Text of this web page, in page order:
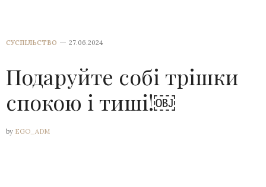
СУСПІЛЬСТВО 27.06.2024
Подаруйте собі трішки
спокою і тиші!￼
by EGO_ADM